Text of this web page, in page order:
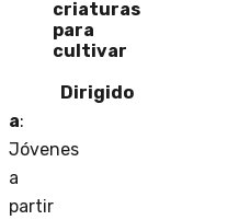
criaturas
para
cultivar
Dirigido
a:
Jóvenes
a
partir